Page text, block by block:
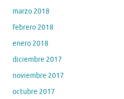
marzo 2018
febrero 2018
enero 2018
diciembre 2017
noviembre 2017
octubre 2017